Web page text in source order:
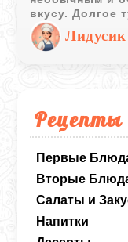
Рецепты
Первые
Вторые
Салаты и
Напитки
вкусу. Долгое
мягкость, а
глубокий и
Лидусик